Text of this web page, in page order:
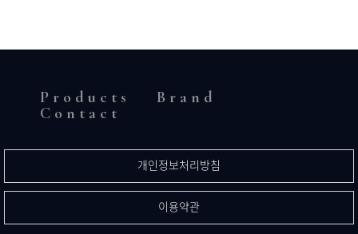
Products
Brand
Contact
개인정보처리방침
이용약관